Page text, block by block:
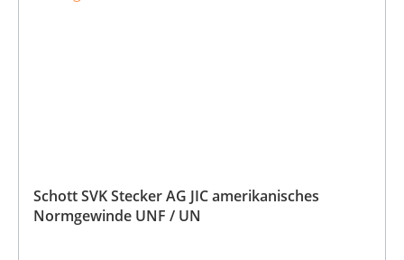
Schott SVK Stecker AG JIC amerikanisches
Normgewinde UNF / UN